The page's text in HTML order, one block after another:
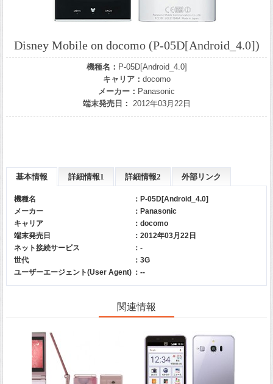
Disney Mobile on docomo (P-05D[Android_4.0])
機種名： P-05D[Android_4.0]
キャリア： docomo
メーカー： Panasonic
端末発売日： 2012年03月22日
基本情報 詳細情報1 詳細情報2 外部リンク
機種名
：P-05D[Android_4.0]
メーカー
： Panasonic
キャリア
： docomo
端末発売日
：2012年03月22日
ネット接続サービス
：-
世代
：3G
ユーザーエージェント(User Agent) ：--
関連情報